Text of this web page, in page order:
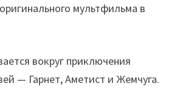
мультфильма в
вокруг приключения
— Гарнет, Аметист и Жемчуга.